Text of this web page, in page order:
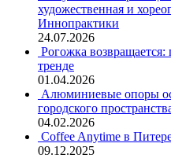
художественная и
Иннопрактики
24.07.2026
Рогожка возвращается:
тренде
01.04.2026
Алюминиевые опоры
городского
04.02.2026
Coffee Anytime в
09.12.2025